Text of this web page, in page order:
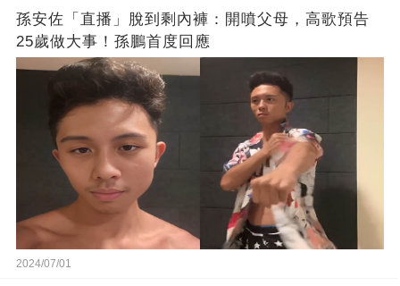
孫安佐「直播」脫到剩內褲：開噴父母，高歌預告
25歲做大事！孫鵬首度回應
2024/07/01